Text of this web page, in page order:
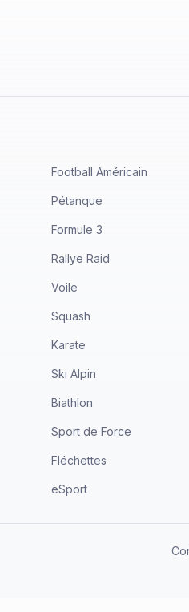
Football Américain
Pétanque
Formule 3
Rallye Raid
Voile
Squash
Karate
Ski Alpin
Biathlon
Sport de Force
Fléchettes
eSport